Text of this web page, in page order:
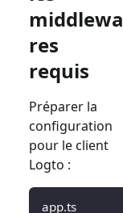
middlewa
res
requis
Préparer la
configuration
pour le client
Logto :
app.ts